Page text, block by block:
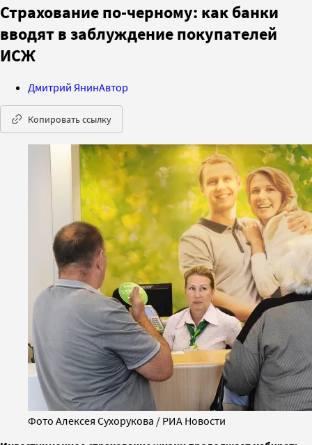
Страхование по-черному: как банки
вводят в заблуждение покупателей
ИСЖ
Дмитрий ЯнинАвтор
Копировать ссылку
Фото Алексея Сухорукова / РИА Новости